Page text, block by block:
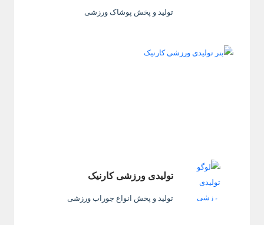
تولید و پخش پوشاک ورزشی
تولیدی ورزشی کارنیک
تولید و پخش انواع جوراب ورزشی